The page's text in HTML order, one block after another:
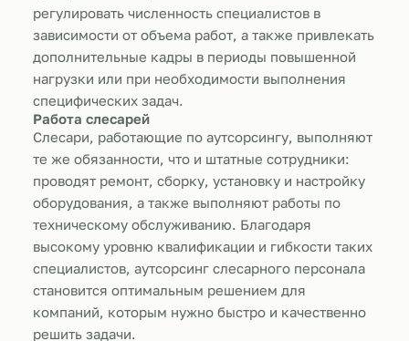
регулировать численность специалистов в
зависимости от объема работ, а также привлекать
дополнительные кадры в периоды повышенной
нагрузки или при необходимости выполнения
специфических задач.
Работа слесарей
Слесари, работающие по аутсорсингу, выполняют
те же обязанности, что и штатные сотрудники:
проводят ремонт, сборку, установку и настройку
оборудования, а также выполняют работы по
техническому обслуживанию. Благодаря
высокому уровню квалификации и гибкости таких
специалистов, аутсорсинг слесарного персонала
становится оптимальным решением для
компаний, которым нужно быстро и качественно
решить задачи.